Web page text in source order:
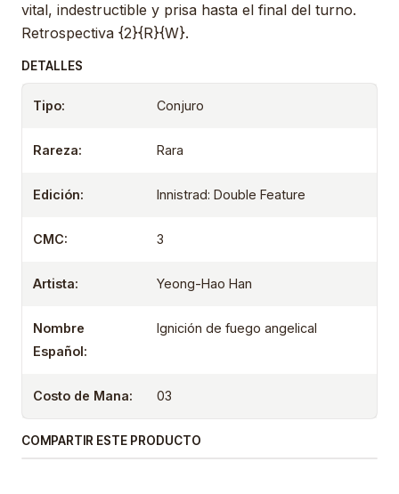
vital, indestructible y prisa hasta el final del turno.
Retrospectiva {2}{R}{W}.
DETALLES
Tipo: Conjuro
Rareza: Rara
Edición: Innistrad: Double Feature
CMC: 3
Artista: Yeong-Hao Han
Nombre
Español:
Ignición de fuego angelical
Costo de Mana: 03
COMPARTIR ESTE PRODUCTO